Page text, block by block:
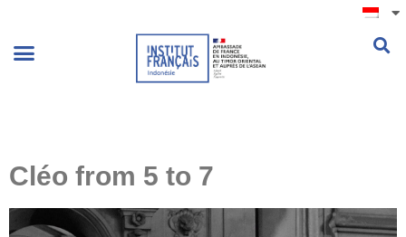
Cléo from 5 to 7